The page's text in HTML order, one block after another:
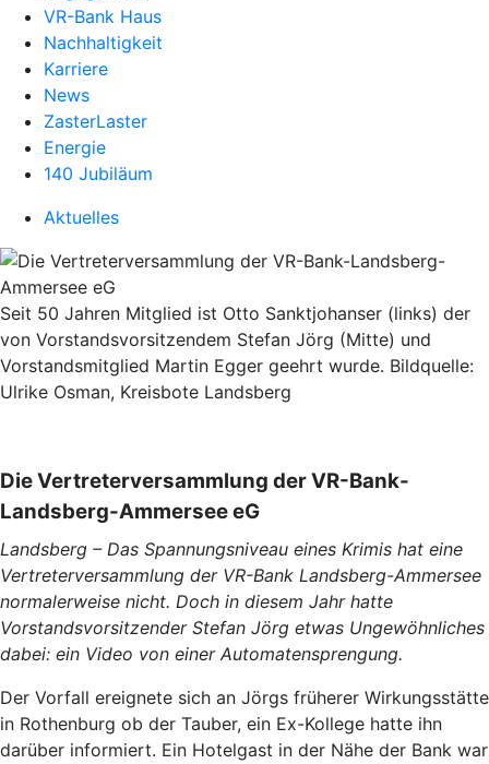
VR-Bank Haus
Nachhaltigkeit
Karriere
News
ZasterLaster
Energie
140 Jubiläum
Aktuelles
Seit 50 Jahren Mitglied ist Otto Sanktjohanser (links) der
von Vorstandsvorsitzendem Stefan Jörg (Mitte) und
Vorstandsmitglied Martin Egger geehrt wurde. Bildquelle:
Ulrike Osman, Kreisbote Landsberg
Die Vertreterversammlung der VR-Bank-
Landsberg-Ammersee eG
Landsberg – Das Spannungsniveau eines Krimis hat eine
Vertreterversammlung der VR-Bank Landsberg-Ammersee
normalerweise nicht. Doch in diesem Jahr hatte
Vorstandsvorsitzender Stefan Jörg etwas Ungewöhnliches
dabei: ein Video von einer Automatensprengung.
Der Vorfall ereignete sich an Jörgs früherer Wirkungsstätte
in Rothenburg ob der Tauber, ein Ex-Kollege hatte ihn
darüber informiert. Ein Hotelgast in der Nähe der Bank war